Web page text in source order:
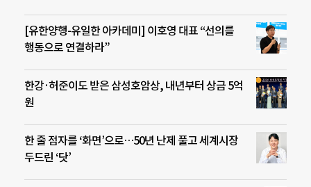
[유한양행-유일한 아카데미] 이호영 대표 “선의를
행동으로 연결하라”
한강·허준이도 받은 삼성호암상, 내년부터 상금 5억
원
한 줄 점자를 ‘화면’으로…50년 난제 풀고 세계시장
두드린 ‘닷’